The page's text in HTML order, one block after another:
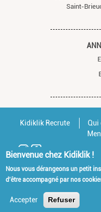
Saint-
Kidiklik Recrute Qui
Bienvenue chez Kidiklik !
Nous vous dérangeons un petit
d'être accompagné par nos
Accepter Refuser